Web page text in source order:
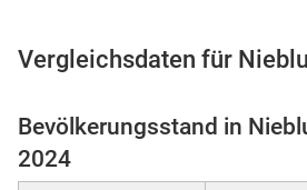
Vergleichsdaten für
Bevölkerungsstand in
2024